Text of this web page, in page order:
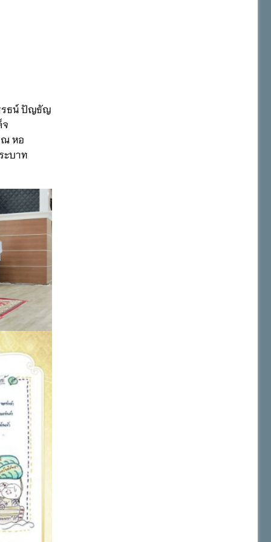
รธน์ ปัญธัญ
จ
ณ หอ
ะบาท